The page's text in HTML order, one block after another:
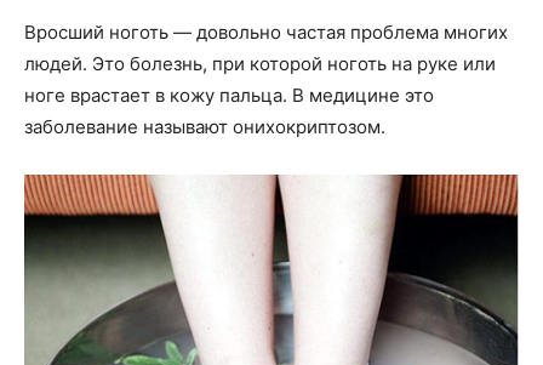
Вросший ноготь — довольно частая проблема многих
людей. Это болезнь, при которой ноготь на руке или
ноге врастает в кожу пальца. В медицине это
заболевание называют онихокриптозом.